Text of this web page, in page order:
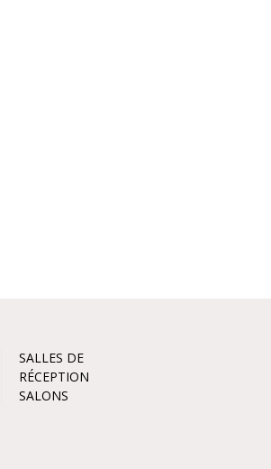
SALLES DE
RÉCEPTION
SALONS